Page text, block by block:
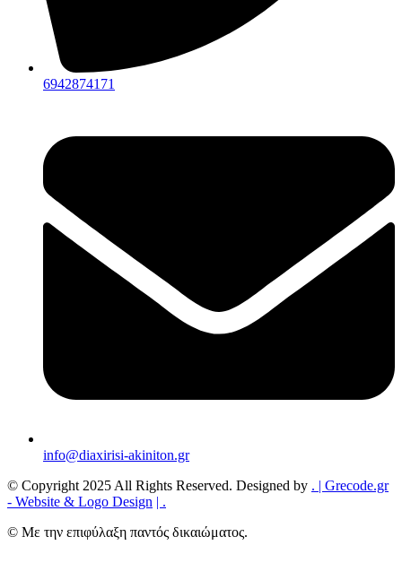
6942874171
info@diaxirisi-akiniton.gr
© Copyright 2025 All Rights Reserved. Designed by . | Grecode.gr
- Website & Logo Design | .
© Με την επιφύλαξη παντός δικαιώματος.